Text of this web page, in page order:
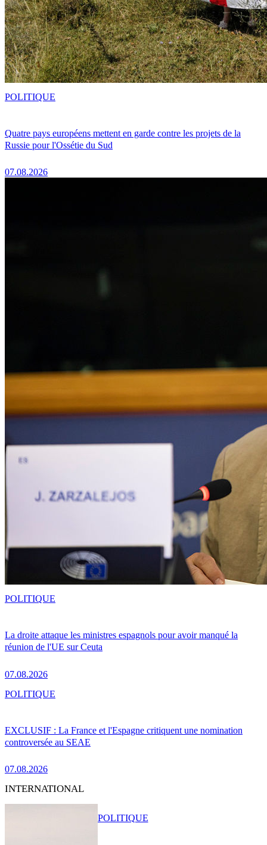
Quatre pays européens mettent en garde contre les projets de la
Russie pour l'Ossétie du Sud
07.08.2026
POLITIQUE
La droite attaque les ministres espagnols pour avoir manqué la
réunion de l'UE sur Ceuta
07.08.2026
POLITIQUE
EXCLUSIF : La France et l'Espagne critiquent une nomination
controversée au SEAE
07.08.2026
POLITIQUE
INTERNATIONAL
POLITIQUE